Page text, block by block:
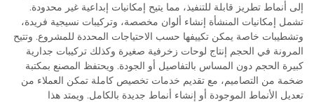
إلى أنماط تطريز قابلة للتنفيذ، مما يتيح إمكانيات إبداعية غير محدودة.
تشمل إمكانيات المنشأة إنشاء ألوان مخصصة، وتركيبات نسيجية فريدة،
وتشطيبات خاصة يمكن تكييفها حسب الاحتياجات المحددة للمشروع. وتتيح
المرونة في الحجم إنتاج لوحات زخرفية صغيرة وكذلك تركيبات جدارية
كبيرة الحجم دون المساس بالتفاصيل أو الجودة. ويحتفظ المصنع بمكتبة
ضخمة من التصاميم، مع تقديم خدمات تخصيص كاملة تمكن العملاء من
تعديل الأنماط الموجودة أو إنشاء أنماط جديدة بالكامل. ويمتد هذا